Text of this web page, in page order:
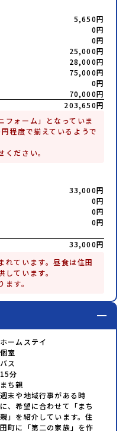
5,650円
0円
0円
25,000円
28,000円
75,000円
0円
70,000円
203,650円
フォーム」となっていま
程度で揃えているようで
ださい。
33,000円
0円
0円
0円
33,000円
れています。昼食は住田
ています。
す。
ホームステイ
個室
バス
15分
まち親
週末や地域行事がある時
に、希望に合わせて「まち
親」を紹介しています。住
田町に「第二の家族」を作